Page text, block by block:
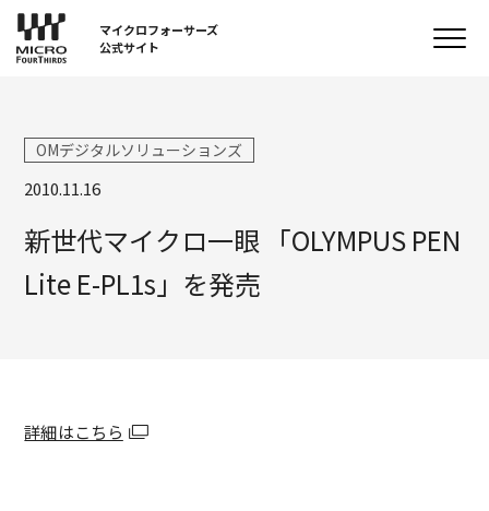
マイクロフォーサーズ
公式サイト
2010.11.16
OMデジタルソリューションズ
新世代マイクロ一眼 「OLYMPUS PEN
Lite E-PL1s」を発売
詳細はこちら